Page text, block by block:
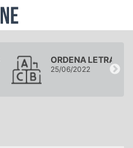
ORDENA LETRAS
25/06/2022